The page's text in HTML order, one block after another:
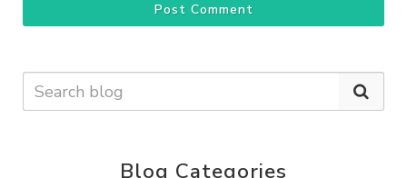
Post Comment
Blog Categories